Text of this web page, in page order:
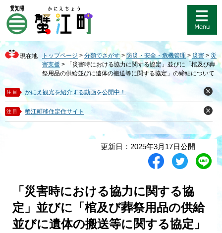
ジ
先
頭
で
。
ュ
を
飛
ば
て
本
文
へ
現在地 トップページ > 分類でさがす >防災・安全・危機管理 > 災害 > 災
害支援 >
「災害時における協力に関する協定」並びに「棺及び葬
祭用品の供給並びに遺体の搬送等に関する協定」の締結について
注目 かにえ観光を紹介する動画を公開中！
閉
じ
る
注目 蟹江町移住定住サイト
閉
じ
る
更新日：2025年3月17日公開
シ
す
る
ツ
ト
す
る
L
「災害時における協力に関する協
定」並びに「棺及び葬祭用品の供給
並びに遺体の搬送等に関する協定」